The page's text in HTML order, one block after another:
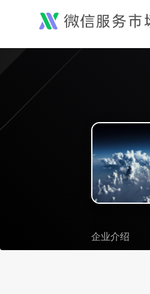
企业介绍